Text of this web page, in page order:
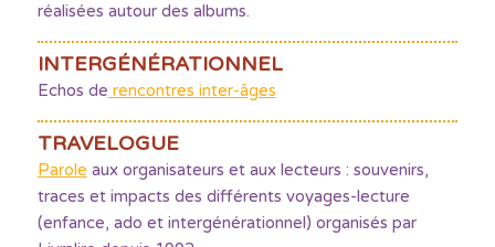
réalisées autour des albums.
INTERGÉNÉRATIONNEL
Echos de rencontres inter-âges
TRAVELOGUE
Parole aux organisateurs et aux lecteurs : souvenirs,
traces et impacts des différents voyages-lecture
(enfance, ado et intergénérationnel) organisés par